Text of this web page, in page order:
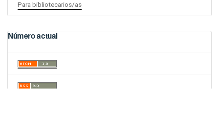
Para bibliotecarios/as
Número actual